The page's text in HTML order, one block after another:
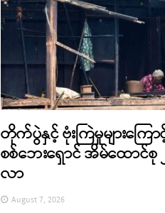
တိုက်ပွဲနှင့် ဗုံးကြဲမှုများကြ
စစ်ဘေးရှောင် အိမ်ထောင်စု
လာ
August 7, 2026